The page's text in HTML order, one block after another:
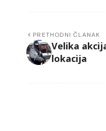
PRETHODNI ČLANAK
Velika
lokacija